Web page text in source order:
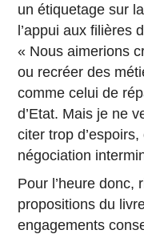
un éti­que­tage sur
l’appui aux fi­lières
« Nous ai­me­rions
ou recréer des
comme celui de
d’Etat. Mais je ne
ci­ter trop
né­go­cia­tion
Pour l’heure donc,
pro­po­si­tions du
en­ga­ge­ments